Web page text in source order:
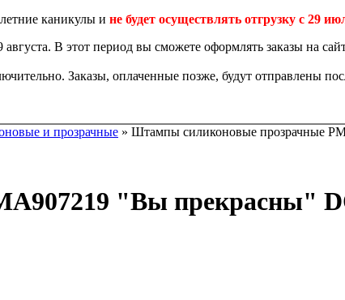
каникулы и не будет осуществлять отгрузку с 29
августа. В этот период вы сможете оформлять заказы на
Заказы, оплаченные позже, будут отправлены
и прозрачные » Штампы силиконовые прозрачные
"Вы прекрасны"